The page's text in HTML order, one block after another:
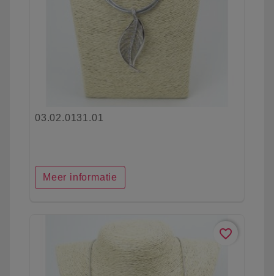
03.02.0131.01
Meer informatie
favorite_border